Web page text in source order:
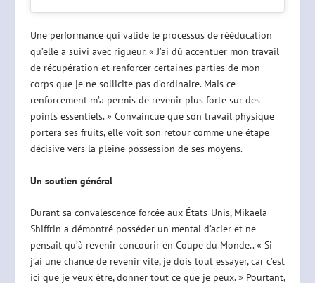
Une performance qui valide le processus de rééducation
qu’elle a suivi avec rigueur. « J’ai dû accentuer mon travail
de récupération et renforcer certaines parties de mon
corps que je ne sollicite pas d’ordinaire. Mais ce
renforcement m’a permis de revenir plus forte sur des
points essentiels. » Convaincue que son travail physique
portera ses fruits, elle voit son retour comme une étape
décisive vers la pleine possession de ses moyens.
Un soutien général
Durant sa convalescence forcée aux États-Unis, Mikaela
Shiffrin a démontré posséder un mental d’acier et ne
pensait qu’à revenir concourir en Coupe du Monde.. « Si
j’ai une chance de revenir vite, je dois tout essayer, car c’est
ici que je veux être, donner tout ce que je peux. » Pourtant,